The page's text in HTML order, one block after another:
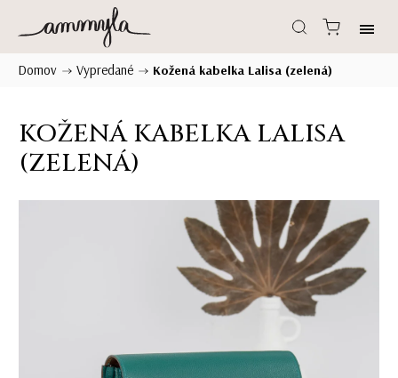
Domov / Vypredané / Kožená kabelka Lalisa (zelená)
KOŽENÁ KABELKA LALISA
(ZELENÁ)